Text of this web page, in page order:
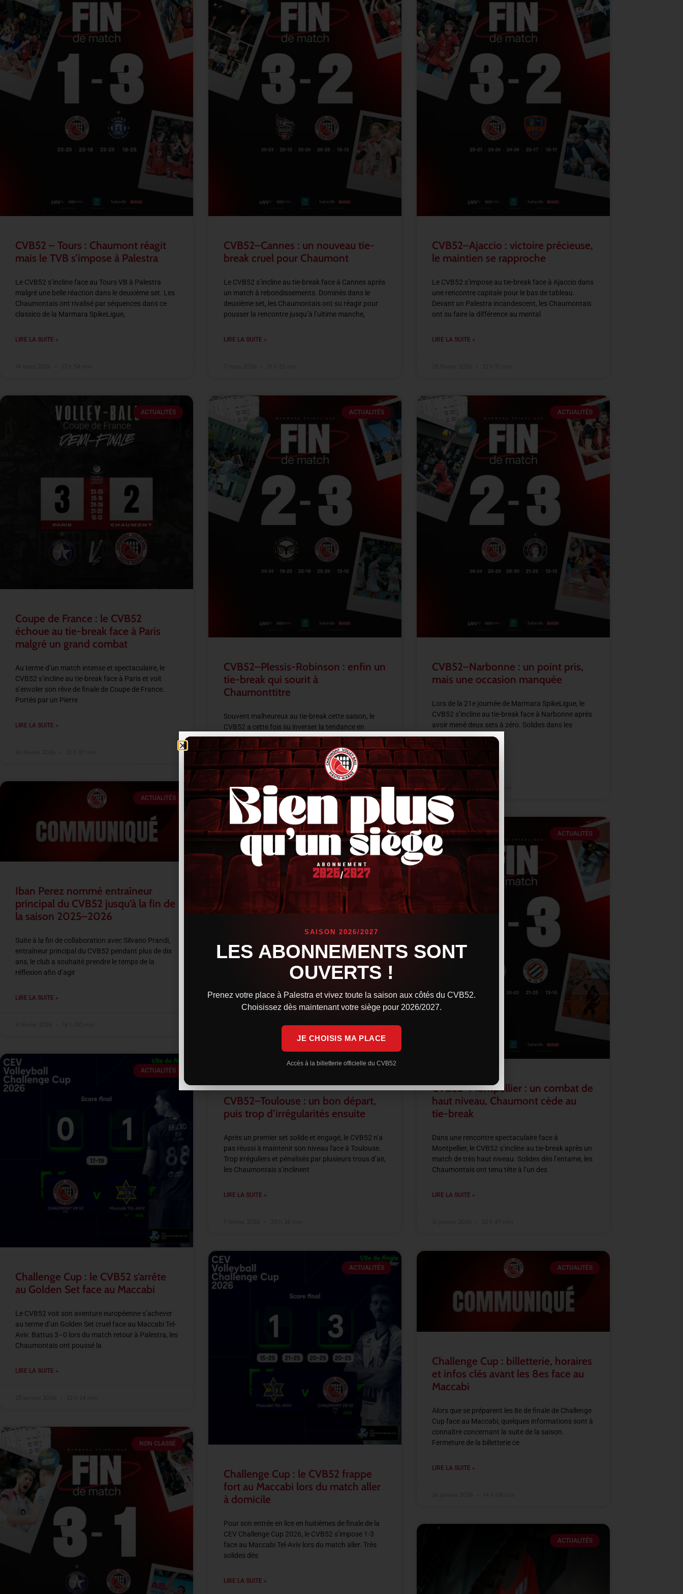
CVB52 – Tours : Chaumont réagit
mais le TVB s’impose à Palestra
Le CVB52 s’incline face au Tours VB à Palestra
malgré une belle réaction dans le deuxième set. Les
Chaumontais ont rivalisé par séquences dans ce
classico de la Marmara SpikeLigue,
LIRE LA SUITE »
CVB52–Cannes : un nouveau tie-
break cruel pour Chaumont
Le CVB52 s’incline au tie-break face à Cannes après
un match à rebondissements. Dominés dans le
deuxième set, les Chaumontais ont su réagir pour
pousser la rencontre jusqu’à l’ultime manche,
LIRE LA SUITE »
CVB52–Ajaccio : victoire précieuse,
le maintien se rapproche
Le CVB52 s’impose au tie-break face à Ajaccio dans
une rencontre capitale pour le bas de tableau.
Devant un Palestra incandescent, les Chaumontais
ont su faire la différence au mental
LIRE LA SUITE »
ACTUALITÉS
Coupe de France : le CVB52
échoue au tie-break face à Paris
malgré un grand combat
Au terme d’un match intense et spectaculaire, le
CVB52 s’incline au tie-break face à Paris et voit
s’envoler son rêve de finale de Coupe de France.
Portés par un Pierre
LIRE LA SUITE »
ACTUALITÉS
CVB52–Plessis-Robinson : enfin un
tie-break qui sourit à
Chaumonttitre
Souvent malheureux au tie-break cette saison, le
CVB52 a cette fois su inverser la tendance en
s’imposant 2-3 sur le terrain du Plessis-Robinson.
Après deux sets maîtrisés puis deux trous
LIRE LA SUITE »
21 février 2026 21 h 33 min
ACTUALITÉS
CVB52–Narbonne : un point pris,
mais une occasion manquée
Lors de la 21e journée de Marmara SpikeLigue, le
CVB52 s’incline au tie-break face à Narbonne après
avoir mené deux sets à zéro. Solides dans les
moments clés des deux
LIRE LA SUITE »
14 février 2026 21 h 36 min
ACTUALITÉS
Iban Perez nommé entraîneur
principal du CVB52 jusqu’à la fin de
la saison 2025–2026
Suite à la fin de collaboration avec Silvano Prandi,
entraîneur principal du CVB52 pendant plus de dix
ans, le club a souhaité prendre le temps de la
réflexion afin d’agir
LIRE LA SUITE »
ACTUALITÉS
CVB52–Toulouse : un bon départ,
puis trop d’irrégularités ensuite
Après un premier set solide et engagé, le CVB52 n’a
pas réussi à maintenir son niveau face à Toulouse.
Trop irréguliers et pénalisés par plusieurs trous d’air,
les Chaumontais s’inclinent
LIRE LA SUITE »
ACTUALITÉS
CVB52–Montpellier : un combat de
haut niveau, Chaumont cède au
tie-break
Dans une rencontre spectaculaire face à
Montpellier, le CVB52 s’incline au tie-break après un
match de très haut niveau. Solides dès l’entame, les
Chaumontais ont tenu tête à l’un des
LIRE LA SUITE »
ACTUALITÉS
Challenge Cup : le CVB52 s’arrête
au Golden Set face au Maccabi
Le CVB52 voit son aventure européenne s’achever
au terme d’un Golden Set cruel face au Maccabi Tel-
Aviv. Battus 3–0 lors du match retour à Palestra, les
Chaumontais ont poussé la
LIRE LA SUITE »
ACTUALITÉS
Challenge Cup : le CVB52 frappe
fort au Maccabi lors du match aller
à domicile
Pour son entrée en lice en huitièmes de finale de la
CEV Challenge Cup 2026, le CVB52 s’impose 1-3
face au Maccabi Tel-Aviv lors du match aller. Très
solides dès
LIRE LA SUITE »
ACTUALITÉS
Challenge Cup : billetterie, horaires
et infos clés avant les 8es face au
Maccabi
Alors que se préparent les 8e de finale de Challenge
Cup face au Maccabi, quelques informations sont à
connaître concernant la suite de la saison.
Fermeture de la billetterie ce
LIRE LA SUITE »
NON CLASSÉ
ACTUALITÉS
SAISON 2026/2027
LES ABONNEMENTS SONT
OUVERTS !
Prenez votre place à Palestra et vivez toute la saison aux côtés du CVB52.
Choisissez dès maintenant votre siège pour 2026/2027.
JE CHOISIS MA PLACE
Accès à la billetterie officielle du CVB52